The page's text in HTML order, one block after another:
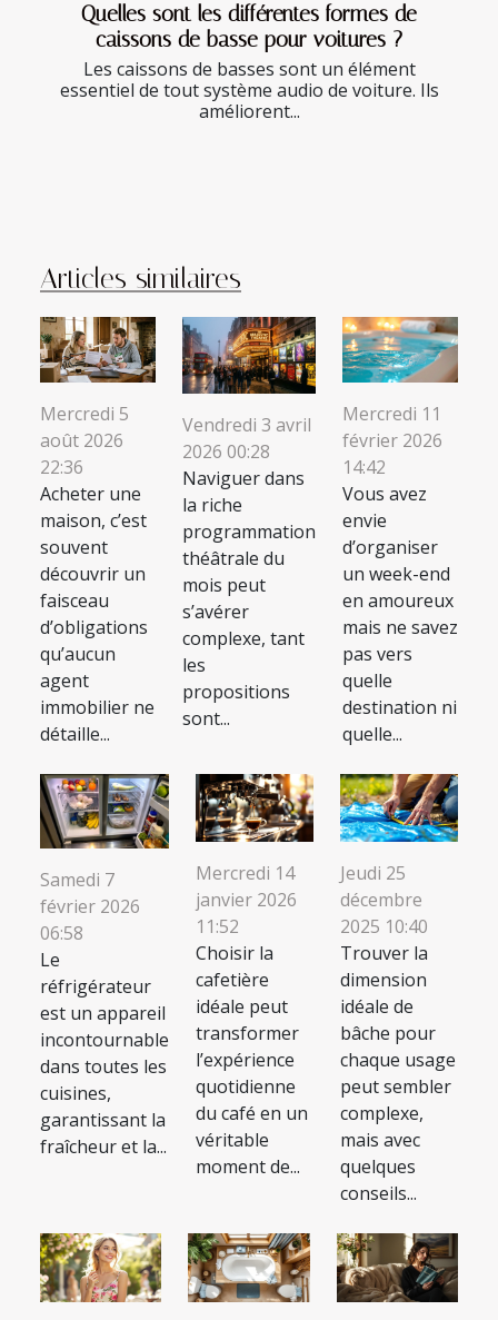
Quelles sont les différentes formes de
caissons de basse pour voitures ?
Les caissons de basses sont un élément
essentiel de tout système audio de voiture. Ils
améliorent...
Articles similaires
Mercredi 5
août 2026
22:36
Acheter une
maison, c’est
souvent
découvrir un
faisceau
d’obligations
qu’aucun
agent
immobilier ne
détaille...
Vendredi 3 avril
2026 00:28
Naviguer dans
la riche
programmation
théâtrale du
mois peut
s’avérer
complexe, tant
les
propositions
sont...
Mercredi 11
février 2026
14:42
Vous avez
envie
d’organiser
un week-end
en amoureux
mais ne savez
pas vers
quelle
destination ni
quelle...
Samedi 7
février 2026
06:58
Le
réfrigérateur
est un appareil
incontournable
dans toutes les
cuisines,
garantissant la
fraîcheur et la...
Mercredi 14
janvier 2026
11:52
Choisir la
cafetière
idéale peut
transformer
l’expérience
quotidienne
du café en un
véritable
moment de...
Jeudi 25
décembre
2025 10:40
Trouver la
dimension
idéale de
bâche pour
chaque usage
peut sembler
complexe,
mais avec
quelques
conseils...